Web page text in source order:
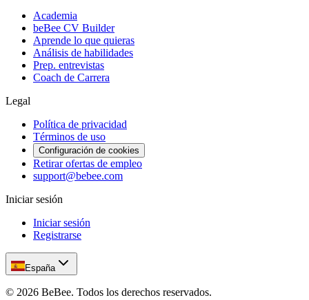
Academia
beBee CV Builder
Aprende lo que quieras
Análisis de habilidades
Prep. entrevistas
Coach de Carrera
Legal
Política de privacidad
Términos de uso
Configuración de cookies
Retirar ofertas de empleo
support@bebee.com
Iniciar sesión
Iniciar sesión
Registrarse
España
© 2026 BeBee. Todos los derechos reservados.